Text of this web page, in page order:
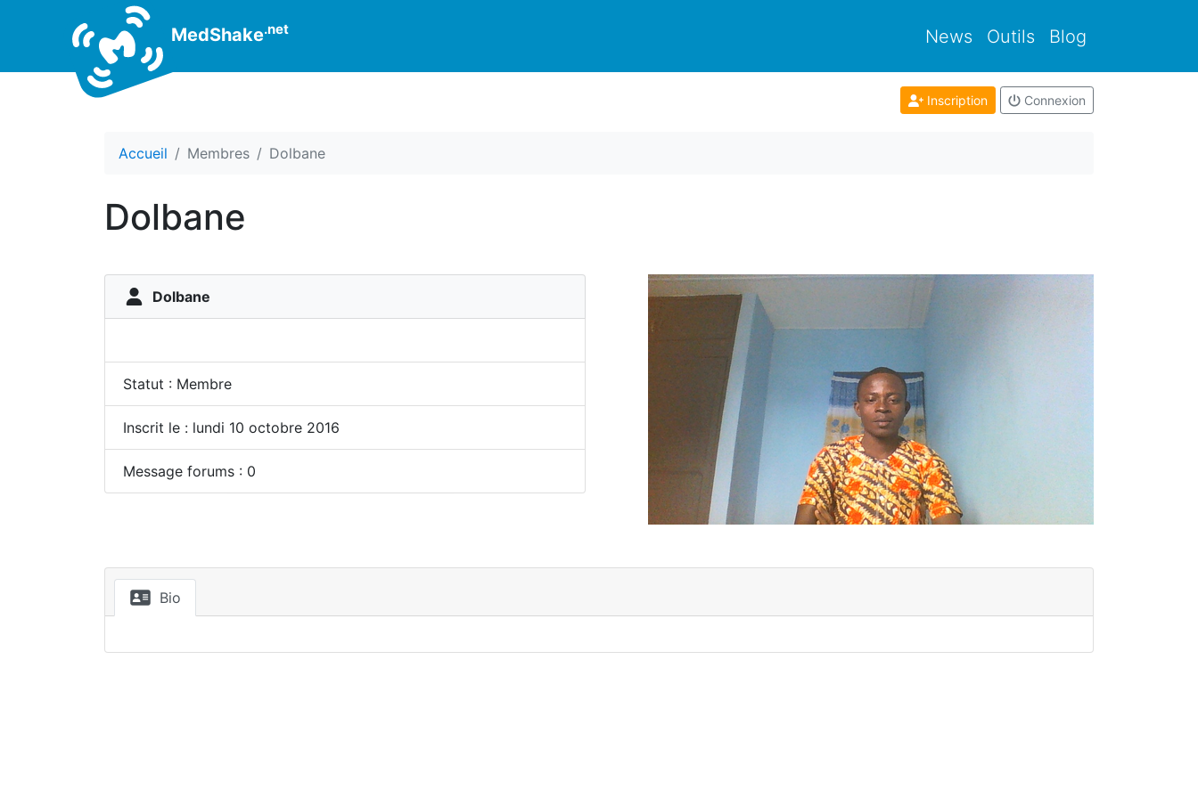
MedShake.net News Outils Blog
Inscription Connexion
Accueil Membres Dolbane
Dolbane
Dolbane
Statut : Membre
Inscrit le : lundi 10 octobre 2016
Message forums : 0
Bio